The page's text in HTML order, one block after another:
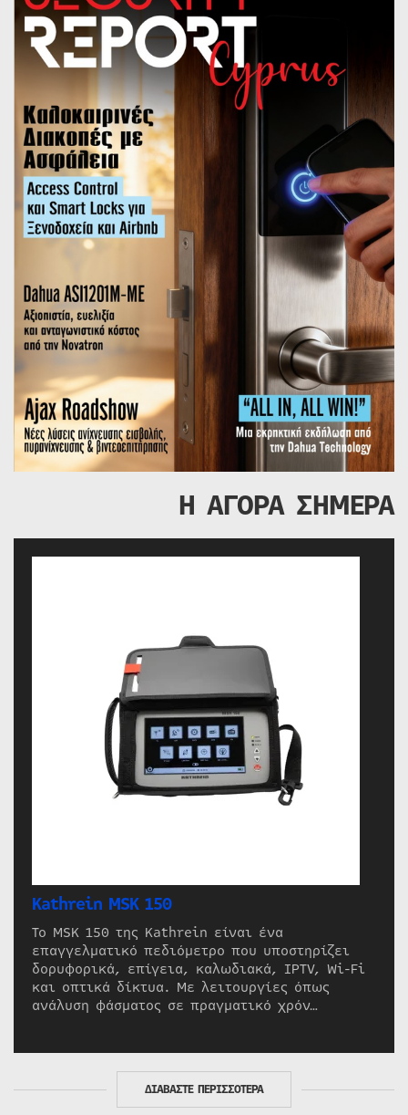
Η ΑΓΟΡΑ ΣΗΜΕΡΑ
Kathrein MSK 150
Το MSK 150 της Kathrein είναι ένα
επαγγελματικό πεδιόμετρο που υποστηρίζει
δορυφορικά, επίγεια, καλωδιακά, IPTV, Wi-Fi
και οπτικά δίκτυα. Με λειτουργίες όπως
ανάλυση φάσματος σε πραγματικό χρόν…
ΔΙΑΒΑΣΤΕ ΠΕΡΙΣΣΟΤΕΡΑ